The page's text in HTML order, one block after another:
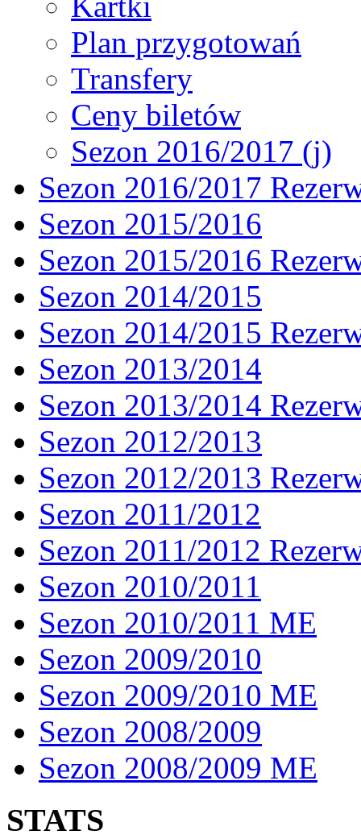
Plan przygotowań
Transfery
Ceny biletów
Sezon 2016/2017 (j)
Sezon 2016/2017
Sezon 2015/2016
Sezon 2015/2016
Sezon 2014/2015
Sezon 2014/2015
Sezon 2013/2014
Sezon 2013/2014
Sezon 2012/2013
Sezon 2012/2013
Sezon 2011/2012
Sezon 2011/2012
Sezon 2010/2011
Sezon 2010/2011 ME
Sezon 2009/2010
Sezon 2009/2010 ME
Sezon 2008/2009
Sezon 2008/2009 ME
STATS